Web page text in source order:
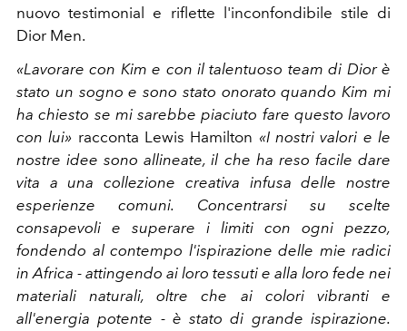
nuovo testimonial e riflette l'inconfondibile stile di
Dior Men.
«Lavorare con Kim e con il talentuoso team di Dior è
stato un sogno e sono stato onorato quando Kim mi
ha chiesto se mi sarebbe piaciuto fare questo lavoro
con lui» racconta Lewis Hamilton «I nostri valori e le
nostre idee sono allineate, il che ha reso facile dare
vita a una collezione creativa infusa delle nostre
esperienze comuni. Concentrarsi su scelte
consapevoli e superare i limiti con ogni pezzo,
fondendo al contempo l'ispirazione delle mie radici
in Africa - attingendo ai loro tessuti e alla loro fede nei
materiali naturali, oltre che ai colori vibranti e
all'energia potente - è stato di grande ispirazione.